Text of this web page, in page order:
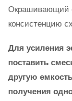
Окрашивающий
консистенцию
Для усиления
поставить
другую
получения